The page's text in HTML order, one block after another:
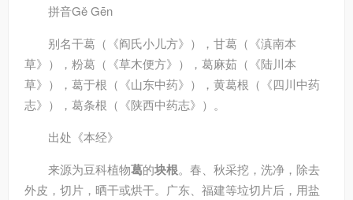
拼音Gě Gēn
别名干葛（《阎氏小儿方》），甘葛（《滇南本
草》），粉葛（《草木便方》），葛麻茹（《陆川本
草》），葛于根（《山东中药》），黄葛根（《四川中药
志》），葛条根（《陕西中药志》）。
出处 《本经》
来源为豆科植物葛的块根。春、秋采挖，洗净，除去
外皮，切片，晒干或烘干。广东、福建等垃切片后，用盐